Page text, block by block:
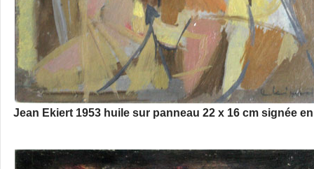
Jean Ekiert 1953 huile sur panneau 22 x 16 cm signée